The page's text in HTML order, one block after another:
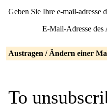
Geben Sie Ihre e-mail-adresse
E-Mail-Adresse des
Austragen / Ändern einer
To